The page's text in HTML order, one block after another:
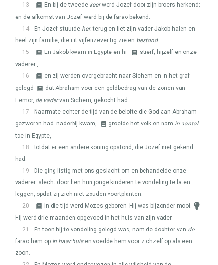
13
En bij de tweede keerwerd Jozef door zijn broers herkend;
en de afkomst van Jozef werd bij de farao bekend.
14
En Jozef stuurde henterug en liet zijn vader Jakob halen en
heel zijn familie, die uit vijfenzeventig zielen bestond.
15
En Jakob kwam in Egypte en hij
stierf, hijzelf en onze
vaderen,
16
en zij werden overgebracht naar Sichem en in het graf
gelegd
dat Abraham voor een geldbedrag van de zonen van
Hemor, de vadervan Sichem, gekocht had.
17
Naarmate echter de tijd van de belofte die God aan Abraham
gezworen had, naderbij kwam,
groeide het volk en nam in aantal
toe in Egypte,
18
totdat er een andere koning opstond, die Jozef niet gekend
had.
19
Die ging listig met ons geslacht om en behandelde onze
vaderen slecht door hen hun jonge kinderen te vondeling te laten
leggen, opdat zij zich niet zouden voortplanten.
20
In die tijd werd Mozes geboren. Hij was bijzonder mooi.
Hij werd drie maanden opgevoed in het huis van zijn vader.
21
En toen hij te vondeling gelegd was, nam de dochter van de
farao hem op in haar huisen voedde hem voor zichzelf op als een
zoon.